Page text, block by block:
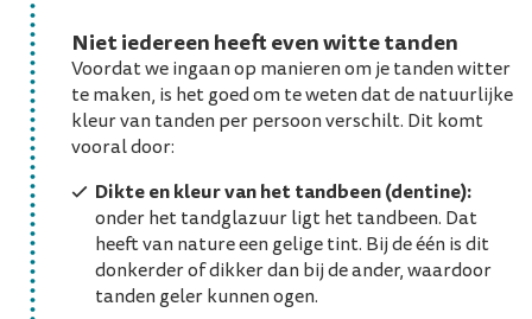
Niet iedereen heeft even witte tanden
Voordat we ingaan op manieren om je tanden witter
te maken, is het goed om te weten dat de natuurlijke
kleur van tanden per persoon verschilt. Dit komt
vooral door:
Dikte en kleur van het tandbeen (dentine):
onder het tandglazuur ligt het tandbeen. Dat
heeft van nature een gelige tint. Bij de één is dit
donkerder of dikker dan bij de ander, waardoor
tanden geler kunnen ogen.